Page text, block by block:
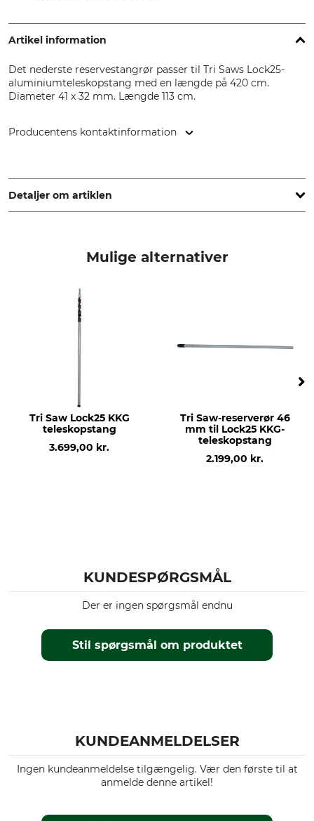
Artikel information
Det nederste reservestangrør passer til Tri Saws Lock25-
aluminiumteleskopstang med en længde på 420 cm.
Diameter 41 x 32 mm. Længde 113 cm.
Producentens kontaktinformation
www.grube.de
Detaljer om artiklen
aluminiumteleskopstang 420
Mulige alternativer
Tri Saw Lock25 KKG
teleskopstang
3.699,00 kr.
Tri Saw-reserverør 46
mm til Lock25 KKG-
teleskopstang
2.199,00 kr.
KUNDESPØRGSMÅL
Stil spørgsmål om produktet
Der er ingen spørgsmål endnu
KUNDEANMELDELSER
Ingen kundeanmeldelse tilgængelig. Vær den første til at
anmelde denne artikel!